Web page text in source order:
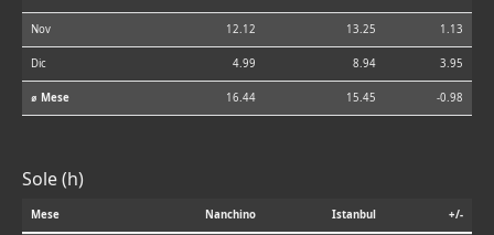
Nov 12.12 13.25 1.13
Dic 4.99 8.94 3.95
⌀ Mese 16.44 15.45 -0.98
Sole (h)
Mese Nanchino Istanbul +/-